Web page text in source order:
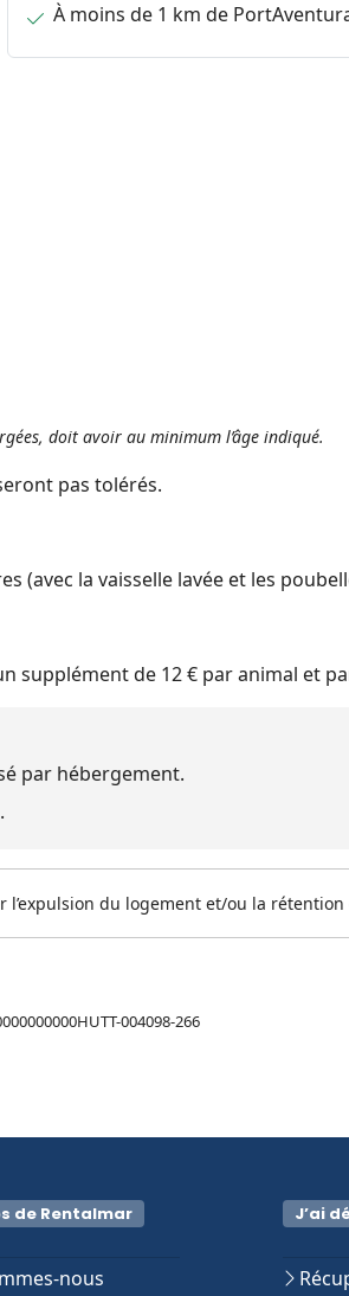
À moins de 1 km de
doit avoir au minimum l’âge indiqué.
pas tolérés.
(avec la vaisselle lavée et les
supplément de 12 € par animal et
par hébergement.
du logement et/ou la
004098-266
de Rentalmar
nous
J’ai